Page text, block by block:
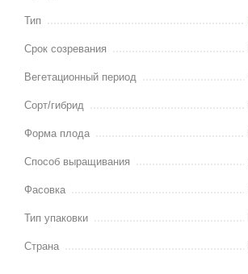
Тип
Срок созревания
Вегетационный период
Сорт/гибрид
Форма плода
Способ выращивания
Фасовка
Тип упаковки
Страна